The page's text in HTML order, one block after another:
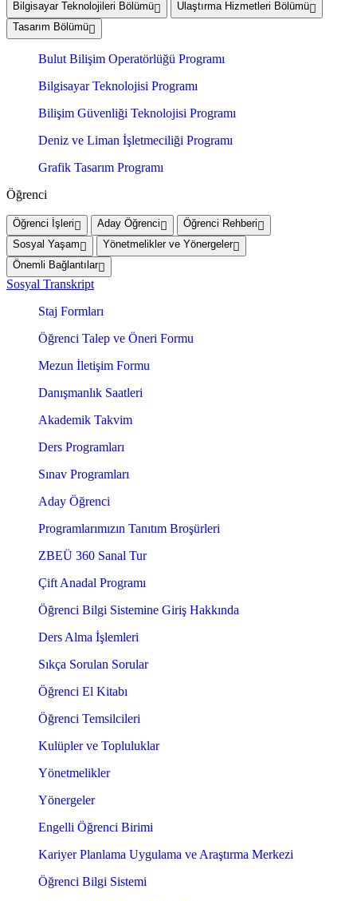
Bilgisayar Teknolojileri Bölümü
Ulaştırma Hizmetleri Bölümü
Tasarım Bölümü
Bulut Bilişim Operatörlüğü Programı
Bilgisayar Teknolojisi Programı
Bilişim Güvenliği Teknolojisi Programı
Deniz ve Liman İşletmeciliği Programı
Grafik Tasarım Programı
Öğrenci
Öğrenci İşleri Aday Öğrenci
Öğrenci Rehberi
Sosyal Yaşam
Yönetmelikler ve Yönergeler
Önemli Bağlantılar
Sosyal Transkript
Staj Formları
Öğrenci Talep ve Öneri Formu
Mezun İletişim Formu
Danışmanlık Saatleri
Akademik Takvim
Ders Programları
Sınav Programları
Aday Öğrenci
Programlarımızın Tanıtım Broşürleri
ZBEÜ 360 Sanal Tur
Çift Anadal Programı
Öğrenci Bilgi Sistemine Giriş Hakkında
Ders Alma İşlemleri
Sıkça Sorulan Sorular
Öğrenci El Kitabı
Öğrenci Temsilcileri
Kulüpler ve Topluluklar
Yönetmelikler
Yönergeler
Engelli Öğrenci Birimi
Kariyer Planlama Uygulama ve Araştırma Merkezi
Öğrenci Bilgi Sistemi